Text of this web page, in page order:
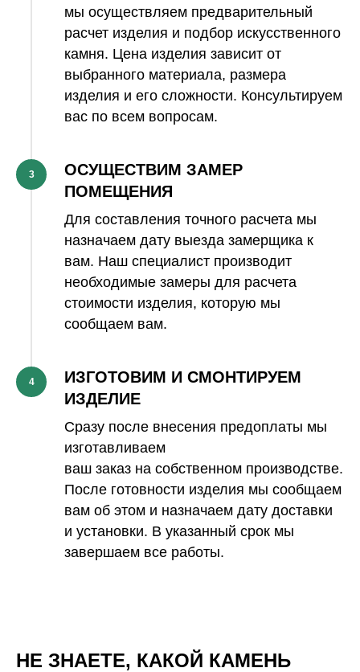
мы осуществляем предварительный
расчет изделия и подбор искусственного
камня. Цена изделия зависит от
выбранного материала, размера
изделия и его сложности. Консультируем
вас по всем вопросам.
3
ОСУЩЕСТВИМ ЗАМЕР
ПОМЕЩЕНИЯ
Для составления точного расчета мы
назначаем дату выезда замерщика к
вам. Наш специалист производит
необходимые замеры для расчета
стоимости изделия, которую мы
сообщаем вам.
4
ИЗГОТОВИМ И СМОНТИРУЕМ
ИЗДЕЛИЕ
Сразу после внесения предоплаты мы
изготавливаем
ваш заказ на собственном производстве.
После готовности изделия мы сообщаем
вам об этом и назначаем дату доставки
и установки. В указанный срок мы
завершаем все работы.
НЕ ЗНАЕТЕ, КАКОЙ КАМЕНЬ